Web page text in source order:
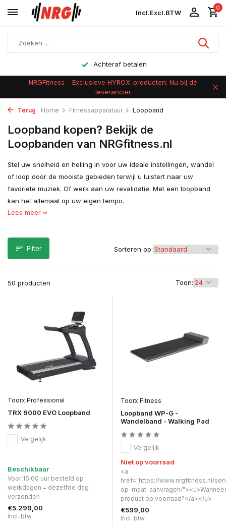
Incl.Excl.BTW
0
Achteraf betalen
NRGFitness – Exclusieve HYROX-producten: Nu bij dé
leverancier
Terug Home Fitnessapparatuur Loopband
Loopband kopen? Bekijk de
Loopbanden van NRGfitness.nl
Stel uw snelheid en helling in voor uw ideale instellingen, wandel
of loop door de mooiste gebieden terwijl u luistert naar uw
favoriete muziek. Of werk aan uw revalidatie. Met een loopband
kan het allemaal op uw eigen tempo.
Lees meer
Filter
50 producten Toon:
Sorteren op:
Toorx Professional
TRX 9000 EVO Loopband
Vergelijk
Beschikbaar
Voor 16:00 uur besteld op
werkdagen = dezelfde dag
verzonden
€5.299,00
Incl. btw
Toorx Fitness
Loopband WP-G -
Wandelband - Walking Pad
Vergelijk
Niet op voorraad
<a
href="https://www.nrgfitness.nl/
op-maat-aanvragen/
product op voorraad?</a></u>
€599,00
Incl. btw